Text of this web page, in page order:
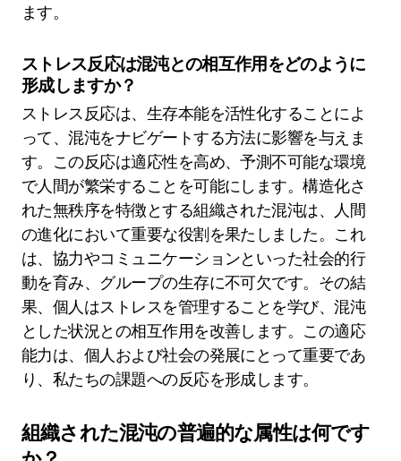
ます。
ストレス反応は混沌との相互作用をどのように
形成しますか？
ストレス反応は、生存本能を活性化することによ
って、混沌をナビゲートする方法に影響を与えま
す。この反応は適応性を高め、予測不可能な環境
で人間が繁栄することを可能にします。構造化さ
れた無秩序を特徴とする組織された混沌は、人間
の進化において重要な役割を果たしました。これ
は、協力やコミュニケーションといった社会的行
動を育み、グループの生存に不可欠です。その結
果、個人はストレスを管理することを学び、混沌
とした状況との相互作用を改善します。この適応
能力は、個人および社会の発展にとって重要であ
り、私たちの課題への反応を形成します。
組織された混沌の普遍的な属性は何です